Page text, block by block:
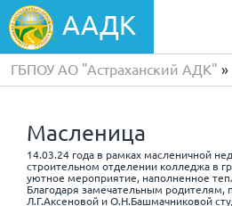
ААДК
ГБПОУ АО "Астраханский АДК" »
Масленица
14.03.24 года в рамках масленичной
строительном отделении колледжа в
уютное мероприятие, наполненное
Благодаря замечательным родителям,
Л.Г.Аксеновой и О.Н.Башмачниковой